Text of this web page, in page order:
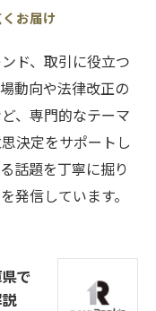
お届け
ド、取引に役立つ
動向や法律改正の
、専門的なテーマ
決定をサポートし
話題を丁寧に掘り
発信しています。
で